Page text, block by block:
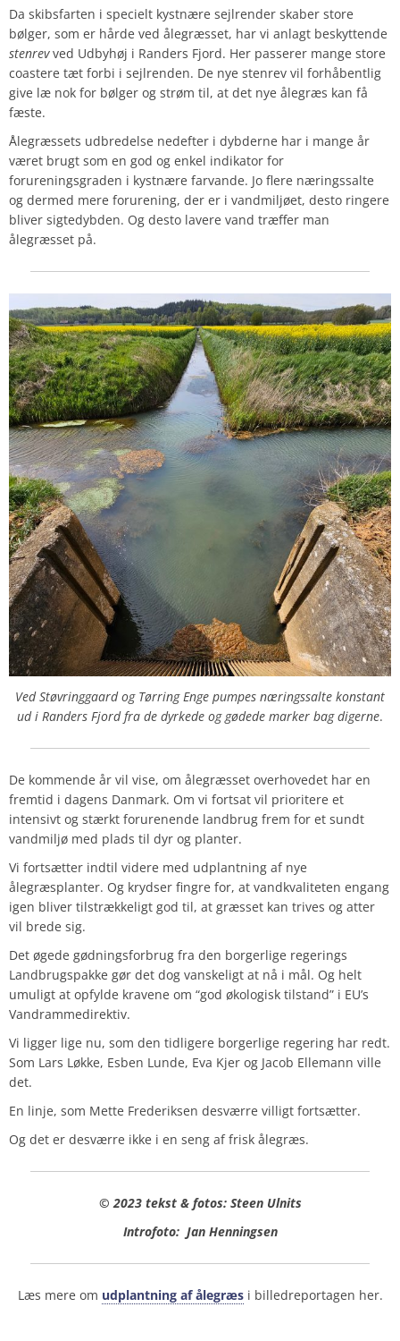
Da skibsfarten i specielt kystnære sejlrender skaber store
bølger, som er hårde ved ålegræsset, har vi anlagt beskyttende
stenrevved Udbyhøj i Randers Fjord. Her passerer mange store
coastere tæt forbi i sejlrenden. De nye stenrev vil forhåbentlig
give læ nok for bølger og strøm til, at det nye ålegræs kan få
fæste.
Ålegræssets udbredelse nedefter i dybderne har i mange år
været brugt som en god og enkel indikator for
forureningsgraden i kystnære farvande. Jo flere næringssalte
og dermed mere forurening, der er i vandmiljøet, desto ringere
bliver sigtedybden. Og desto lavere vand træffer man
ålegræsset på.
Ved Støvringgaard og Tørring Enge pumpes næringssalte konstant
ud i Randers Fjord fra de dyrkede og gødede marker bag digerne.
De kommende år vil vise, om ålegræsset overhovedet har en
fremtid i dagens Danmark. Om vi fortsat vil prioritere et
intensivt og stærkt forurenende landbrug frem for et sundt
vandmiljø med plads til dyr og planter.
Vi fortsætter indtil videre med udplantning af nye
ålegræsplanter. Og krydser fingre for, at vandkvaliteten engang
igen bliver tilstrækkeligt god til, at græsset kan trives og atter
vil brede sig.
Det øgede gødningsforbrug fra den borgerlige regerings
Landbrugspakke gør det dog vanskeligt at nå i mål. Og helt
umuligt at opfylde kravene om “god økologisk tilstand” i EU’s
Vandrammedirektiv.
Vi ligger lige nu, som den tidligere borgerlige regering har redt.
Som Lars Løkke, Esben Lunde, Eva Kjer og Jacob Ellemann ville
det.
En linje, som Mette Frederiksen desværre villigt fortsætter.
Og det er desværre ikke i en seng af frisk ålegræs.
© 2023 tekst & fotos: Steen Ulnits
Introfoto: Jan Henningsen
Læs mere om udplantning af ålegræsi billedreportagen her.